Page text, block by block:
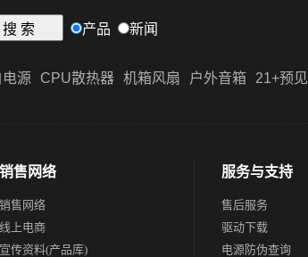
产品 新闻
源 CPU散热器 机箱风扇 户外音箱 21+预见
销售网络
销售网络
线上电商
宣传资料(产品库)
服务与支持
售后服务
驱动下载
电源防伪查询